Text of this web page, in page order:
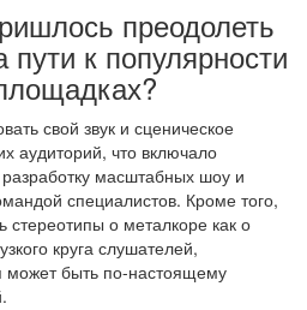
преодолеть
к популярности
свой звук и сценическое
аудиторий, что включало
масштабных шоу и
специалистов. Кроме того,
о металкоре как о
круга слушателей,
может быть по-настоящему